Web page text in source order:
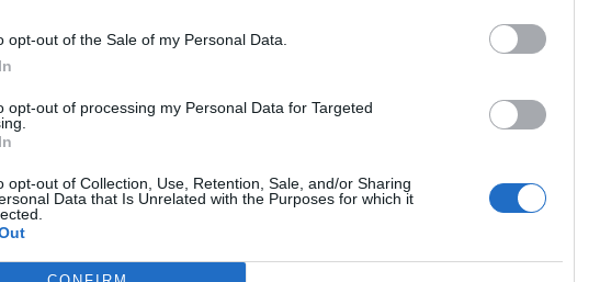
opt-out of the Sale of my Personal Data.
opt-out of processing my Personal Data for Targeted
opt-out of Collection, Use, Retention, Sale, and/or Sharing
Data that Is Unrelated with the Purposes for which it
tartalmazza:
cikkarchívum
elmúlt 2 év napon belüli
Előfizetés